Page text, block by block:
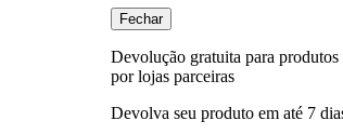
Fechar
Devolução gratuita para produtos
por lojas parceiras
Devolva seu produto em até 7